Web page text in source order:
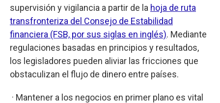
supervisión y vigilancia a partir de la hoja de ruta
transfronteriza del Consejo de Estabilidad
financiera (FSB, por sus siglas en inglés). Mediante
regulaciones basadas en principios y resultados,
los legisladores pueden aliviar las fricciones que
obstaculizan el flujo de dinero entre países.
· Mantener a los negocios en primer plano es vital